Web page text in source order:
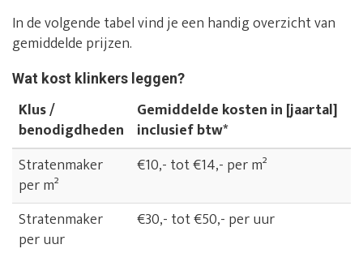
In de volgende tabel vind je een handig overzicht van
gemiddelde prijzen.
Wat kost klinkers leggen?
Klus /
benodigdheden
Gemiddelde kosten in [jaartal]
inclusief btw*
Stratenmaker
per m²
€10,- tot €14,- per m²
Stratenmaker
per uur
€30,- tot €50,- per uur